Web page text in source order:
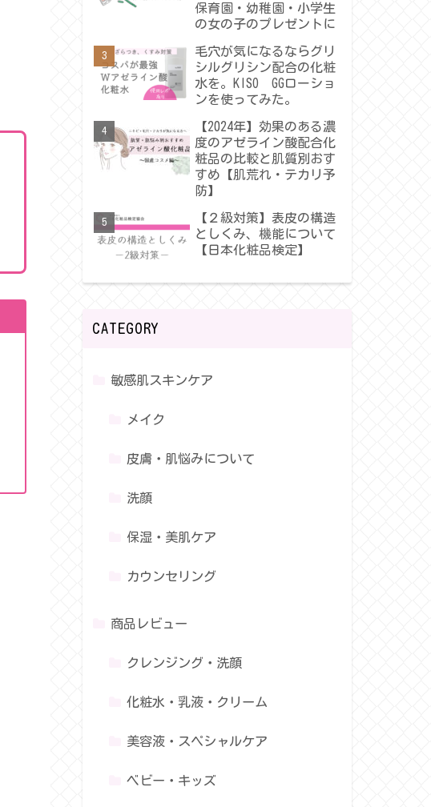
保育園・幼稚園・小学生
の女の子のプレゼントに
毛穴が気になるならグリ
シルグリシン配合の化粧
水を。KISO GGローショ
ンを使ってみた。
【2024年】効果のある濃
度のアゼライン酸配合化
粧品の比較と肌質別おす
すめ【肌荒れ・テカリ予
防】
【２級対策】表皮の構造
としくみ、機能について
【日本化粧品検定】
CATEGORY
敏感肌スキンケア
メイク
皮膚・肌悩みについて
洗顔
保湿・美肌ケア
カウンセリング
商品レビュー
クレンジング・洗顔
化粧水・乳液・クリーム
美容液・スペシャルケア
ベビー・キッズ